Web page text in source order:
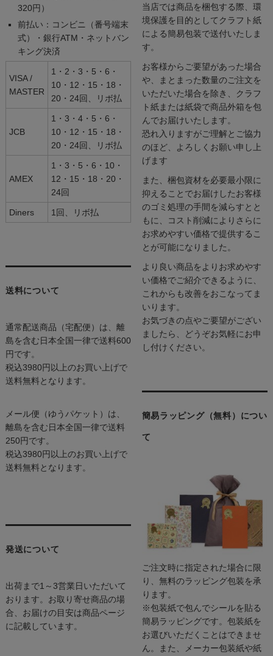
320円）
前払い：コンビニ（番号端末
式）・銀行ATM・ネットバン
キング決済
VISA /
MASTER
1・2・3・5・6・
10・12・15・18・
20・24回、リボ払
JCB
1・3・4・5・6・
10・12・15・18・
20・24回、リボ払
AMEX
1・3・5・6・10・
12・15・18・20・
24回
Diners 1回、リボ払
送料について
通常配送商品（宅配便）は、離
島を含む日本全国一律で送料600
円です。
税込3980円以上のお買い上げで
送料無料となります。
メール便（ゆうパケット）は、
離島を含む日本全国一律で送料
250円です。
税込3980円以上のお買い上げで
送料無料となります。
発送について
出荷まで1～3営業日いただいて
おります。お取り寄せ商品の場
合、お届けの目安は商品ページ
に記載しています。
当店では商品を梱包する際、環
境保護を目的としてクラフト紙
による簡易包装で送付いたしま
す。
お客様からご要望があった場合
や、まとまった数量のご注文を
いただいた場合を除き、クラフ
ト紙または紙袋で商品外箱を包
んでお届けいたします。
恐れ入りますがご理解とご協力
のほど、よろしくお願い申し上
げます
また、梱包資材を必要最小限に
抑えることでお届けしたお客様
のゴミ処理の手間を減らすとと
もに、コスト削減によりさらに
お求めやすい価格で提供するこ
とが可能になりました。
より良い商品をよりお求めやす
い価格でご紹介できるように、
これからも改善をおこなってま
いります。
お気づきの点やご要望がござい
ましたら、どうぞお気軽にお申
し付けください。
簡易ラッピング（無料）につい
て
ご注文時に指定された場合に限
り、無料のラッピング包装を承
ります。
※包装紙で包んでシールを貼る
簡易ラッピングです。包装紙を
お選びいただくことはできませ
ん。また、メーカー包装紙や紙